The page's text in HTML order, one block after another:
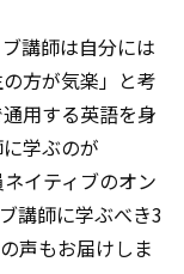
講師は自分には
方が気楽」と考
用する英語を身
学ぶのが
イティブのオン
講師に学ぶべき3
声もお届けしま